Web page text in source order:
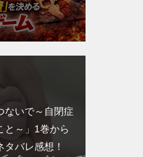
ないで～自閉症
と～」1巻から
バレ感想！